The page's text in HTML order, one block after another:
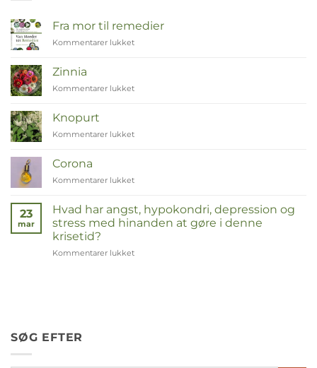
Fra mor til remedier
Kommentarer lukket
Zinnia
Kommentarer lukket
Knopurt
Kommentarer lukket
Corona
Kommentarer lukket
23
mar
Hvad har angst, hypokondri, depression og
stress med hinanden at gøre i denne
krisetid?
Kommentarer lukket
SØG EFTER